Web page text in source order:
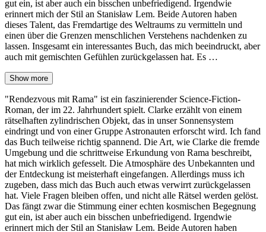
gut ein, ist aber auch ein bisschen unbefriedigend. Irgendwie
erinnert mich der Stil an Stanisław Lem. Beide Autoren haben
dieses Talent, das Fremdartige des Weltraums zu vermitteln und
einen über die Grenzen menschlichen Verstehens nachdenken zu
lassen. Insgesamt ein interessantes Buch, das mich beeindruckt, aber
auch mit gemischten Gefühlen zurückgelassen hat. Es …
Show more
"Rendezvous mit Rama" ist ein faszinierender Science-Fiction-
Roman, der im 22. Jahrhundert spielt. Clarke erzählt von einem
rätselhaften zylindrischen Objekt, das in unser Sonnensystem
eindringt und von einer Gruppe Astronauten erforscht wird. Ich fand
das Buch teilweise richtig spannend. Die Art, wie Clarke die fremde
Umgebung und die schrittweise Erkundung von Rama beschreibt,
hat mich wirklich gefesselt. Die Atmosphäre des Unbekannten und
der Entdeckung ist meisterhaft eingefangen. Allerdings muss ich
zugeben, dass mich das Buch auch etwas verwirrt zurückgelassen
hat. Viele Fragen bleiben offen, und nicht alle Rätsel werden gelöst.
Das fängt zwar die Stimmung einer echten kosmischen Begegnung
gut ein, ist aber auch ein bisschen unbefriedigend. Irgendwie
erinnert mich der Stil an Stanisław Lem. Beide Autoren haben